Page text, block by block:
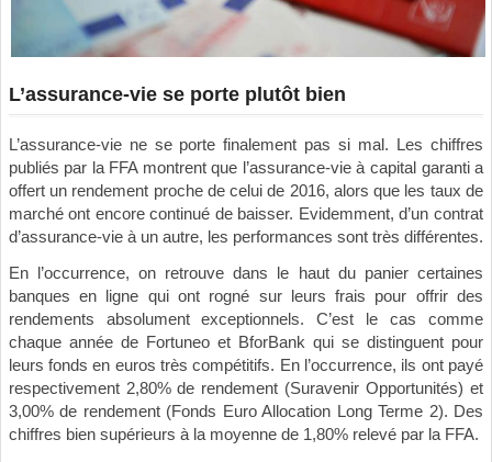
L’assurance-vie se porte plutôt bien
L’assurance-vie ne se porte finalement pas si mal. Les chiffres
publiés par la FFA montrent que l’assurance-vie à capital garanti a
offert un rendement proche de celui de 2016, alors que les taux de
marché ont encore continué de baisser. Evidemment, d’un contrat
d’assurance-vie à un autre, les performances sont très différentes.
En l’occurrence, on retrouve dans le haut du panier certaines
banques en ligne qui ont rogné sur leurs frais pour offrir des
rendements absolument exceptionnels. C’est le cas comme
chaque année de Fortuneo et BforBank qui se distinguent pour
leurs fonds en euros très compétitifs. En l’occurrence, ils ont payé
respectivement 2,80% de rendement (Suravenir Opportunités) et
3,00% de rendement (Fonds Euro Allocation Long Terme 2). Des
chiffres bien supérieurs à la moyenne de 1,80% relevé par la FFA.